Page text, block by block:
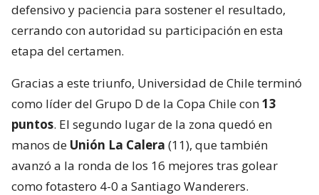
defensivo y paciencia para sostener el resultado,
cerrando con autoridad su participación en esta
etapa del certamen.
Gracias a este triunfo, Universidad de Chile terminó
como líder del Grupo D de la Copa Chile con13
puntos. El segundo lugar de la zona quedó en
manos de Unión La Calera (11), que también
avanzó a la ronda de los 16 mejores tras golear
como fotastero 4-0 a Santiago Wanderers.